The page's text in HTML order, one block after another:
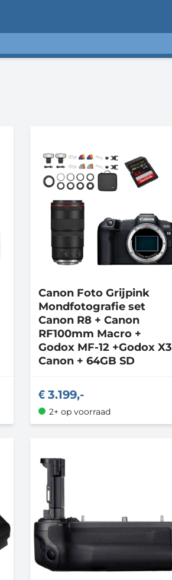
Canon Foto Grijpink
Mondfotografie set
Canon R8 + Canon
RF100mm Macro +
Godox MF-12 +Godox X3
Canon + 64GB SD
3.199,-
2+ op voorraad